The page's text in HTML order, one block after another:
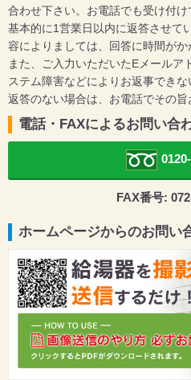
合わせ下さい。お電話でも受け付け
基本的に1営業日以内に返答させて
容によりましては、回答に時間がか
また、ご入力いただいたEメールア
ステム障害などによりお返事できな
返答のない場合は、お電話でその旨
電話・FAXによるお問い合
FAX番号:
ホームページからのお問い